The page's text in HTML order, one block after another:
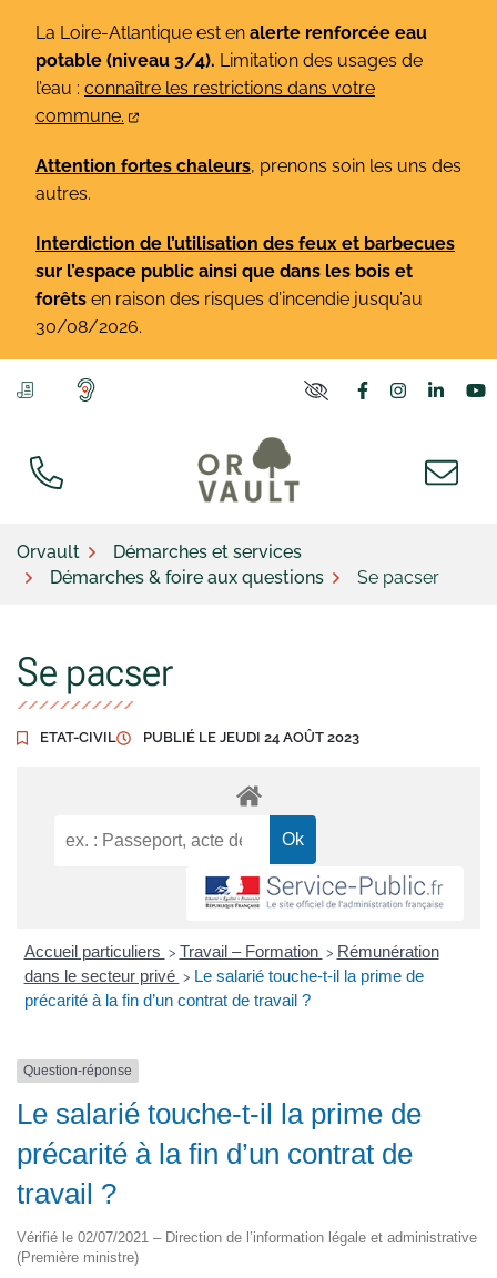
contenu
La Loire-Atlantique est en alerte renforcée eau
potable (niveau 3/4). Limitation des usages de
l’eau : connaître les restrictions dans votre
commune.
Attention fortes chaleurs, prenons soin les uns des
autres.
Interdiction de l’utilisation des feux et barbecues
sur l’espace public ainsi que dans les bois et
forêts en raison des risques d’incendie jusqu’au
30/08/2026.
Lien vers le
Lien vers
Lien
Orvault
Démarches et services
Démarches & foire aux questions
Se pacser
Se pacser
ETAT-CIVIL PUBLIÉ LE JEUDI 24 AOÛT 2023
Accueil particuliers > Travail – Formation > Rémunération
dans le secteur privé > Le salarié touche-t-il la prime de
précarité à la fin d’un contrat de travail ?
Question-réponse
Le salarié touche-t-il la prime de
précarité à la fin d’un contrat de
travail ?
Vérifié le 02/07/2021 – Direction de l’information légale et administrative
(Première ministre)